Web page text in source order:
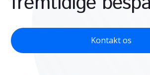
Kontakt os